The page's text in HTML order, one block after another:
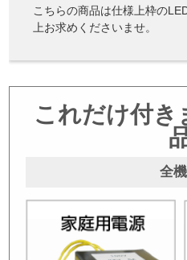
こちらの商品は仕様上枠の
上お求めくださいませ。
これだけ付き
全